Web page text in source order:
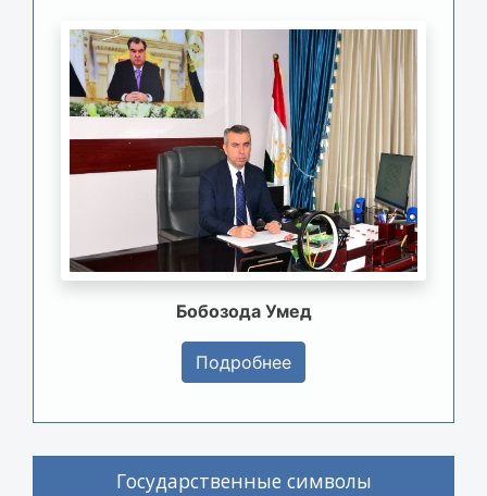
Бобозода Умед
Подробнее
Государственные символы